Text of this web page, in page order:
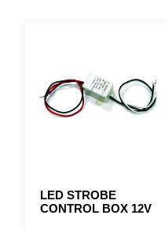
LED STROBE
CONTROL BOX 12V